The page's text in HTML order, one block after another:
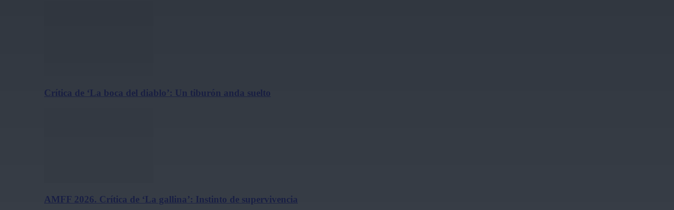
Crítica de ‘La boca del diablo’: Un tiburón anda suelto
AMFF 2026. Crítica de ‘La gallina’: Instinto de supervivencia